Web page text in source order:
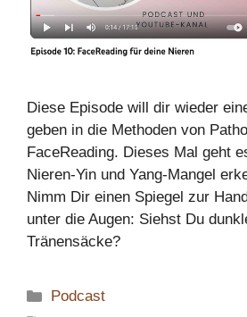
Diese Episode will dir wieder
geben in die Methoden von
FaceReading. Dieses Mal geht
Nieren-Yin und Yang-Mangel
Nimm Dir einen Spiegel zur
unter die Augen: Siehst Du
Tränensäcke?
Kategorien
Podcast